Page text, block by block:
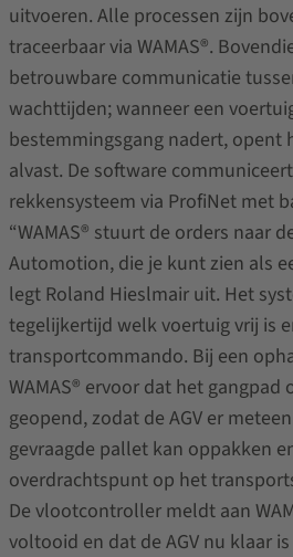
uitvoeren. Alle processen zijn
traceerbaar via WAMAS®.
betrouwbare communicatie
wachttijden; wanneer een
bestemmingsgang nadert, opent
alvast. De software
rekkensysteem via ProfiNet met
“WAMAS® stuurt de orders naar
Automotion, die je kunt zien als
legt Roland Hieslmair uit. Het
tegelijkertijd welk voertuig vrij is
transportcommando. Bij een
WAMAS® ervoor dat het
geopend, zodat de AGV er
gevraagde pallet kan oppakken
overdrachtspunt op het
De vlootcontroller meldt aan
voltooid en dat de AGV nu klaar